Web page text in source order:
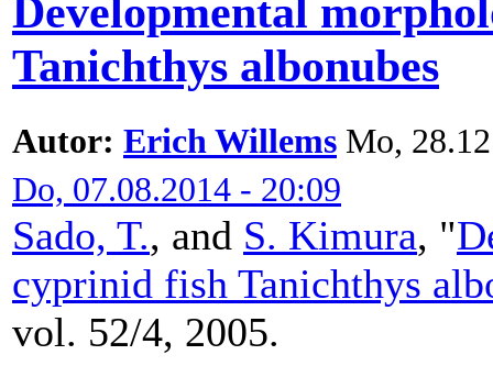
Developmental
Tanichthys albonubes
Autor: Erich Willems Mo,
Do, 07.08.2014 - 20:09
Sado, T., and S. Kimura, "
cyprinid fish Tanichthys
vol. 52/4, 2005.